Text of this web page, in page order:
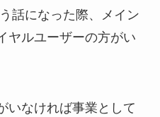
話になった際、メイン
ヤルユーザーの方がい
いなければ事業として